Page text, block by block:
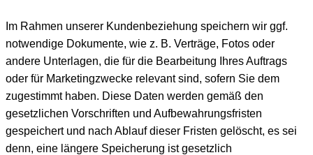
Im Rahmen unserer Kundenbeziehung speichern wir ggf.
notwendige Dokumente, wie z. B. Verträge, Fotos oder
andere Unterlagen, die für die Bearbeitung Ihres Auftrags
oder für Marketingzwecke relevant sind, sofern Sie dem
zugestimmt haben. Diese Daten werden gemäß den
gesetzlichen Vorschriften und Aufbewahrungsfristen
gespeichert und nach Ablauf dieser Fristen gelöscht, es sei
denn, eine längere Speicherung ist gesetzlich